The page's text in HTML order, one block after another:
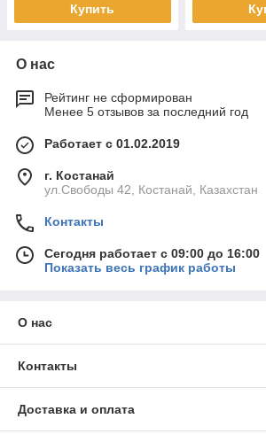
Купить
О нас
Рейтинг не сформирован
Менее 5 отзывов за последний год
Работает с 01.02.2019
г. Костанай
ул.Свободы 42, Костанай, Казахстан
Контакты
Сегодня работает с 09:00 до 16:00
Показать весь график работы
О нас
Контакты
Доставка и оплата